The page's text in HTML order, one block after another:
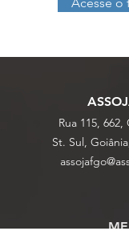
Rua 115,
St. Sul,